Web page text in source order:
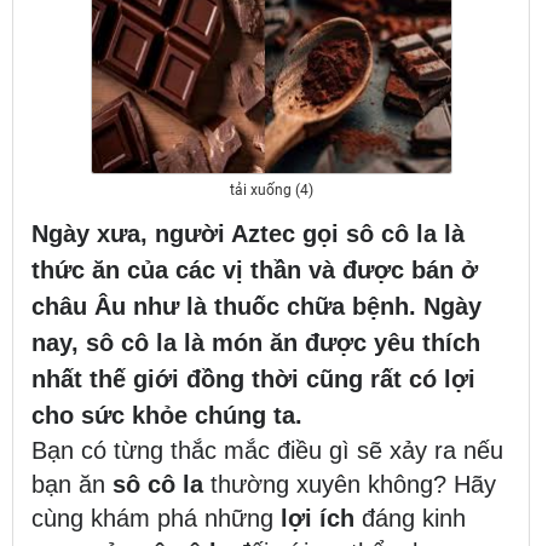
tải xuống (4)
Ngày xưa, người Aztec gọi sô cô la là
thức ăn của các vị thần và được bán ở
châu Âu như là thuốc chữa bệnh. Ngày
nay, sô cô la là món ăn được yêu thích
nhất thế giới đồng thời cũng rất có lợi
cho sức khỏe chúng ta.
Bạn có từng thắc mắc điều gì sẽ xảy ra nếu
bạn ăn sô cô lathường xuyên không? Hãy
cùng khám phá những lợi ích đáng kinh